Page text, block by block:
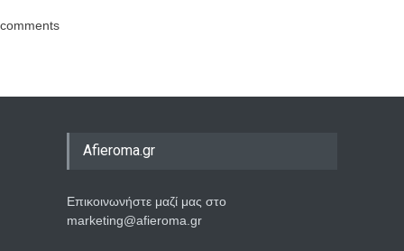
comments
Afieroma.gr
Επικοινωνήστε μαζί μας στο
marketing@afieroma.gr